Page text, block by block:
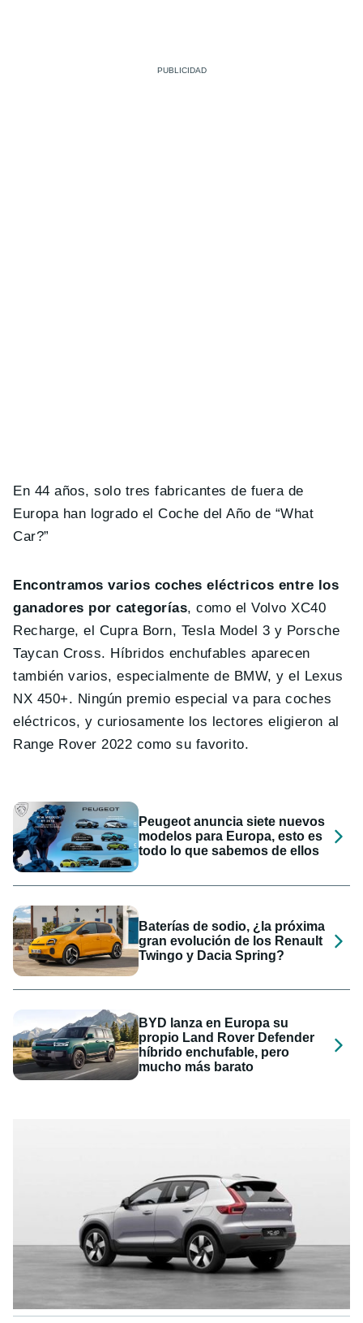
En 44 años, solo tres fabricantes de fuera de
Europa han logrado el Coche del Año de “What
Car?”
Encontramos varios coches eléctricos entre los
ganadores por categorías, como el Volvo XC40
Recharge, el Cupra Born, Tesla Model 3 y Porsche
Taycan Cross. Híbridos enchufables aparecen
también varios, especialmente de BMW, y el Lexus
NX 450+. Ningún premio especial va para coches
eléctricos, y curiosamente los lectores eligieron al
Range Rover 2022 como su favorito.
Peugeot anuncia siete nuevos
modelos para Europa, esto es
todo lo que sabemos de ellos
Baterías de sodio, ¿la próxima
gran evolución de los Renault
Twingo y Dacia Spring?
BYD lanza en Europa su
propio Land Rover Defender
híbrido enchufable, pero
mucho más barato